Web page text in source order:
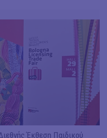
Έκθεση Παιδικού